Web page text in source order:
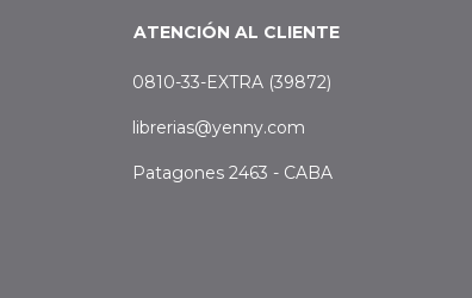
ATENCIÓN AL CLIENTE
0810-33-EXTRA (39872)
librerias@yenny.com
Patagones 2463 - CABA